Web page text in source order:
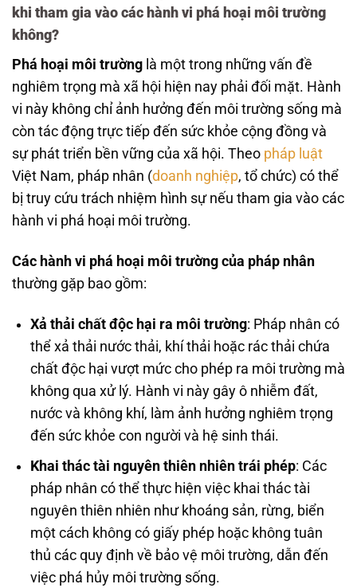
khi tham gia vào các hành vi phá hoại môi trường
không?
Phá hoại môi trường là một trong những vấn đề
nghiêm trọng mà xã hội hiện nay phải đối mặt. Hành
vi này không chỉ ảnh hưởng đến môi trường sống mà
còn tác động trực tiếp đến sức khỏe cộng đồng và
sự phát triển bền vững của xã hội. Theo pháp luật
Việt Nam, pháp nhân (doanh nghiệp, tổ chức) có thể
bị truy cứu trách nhiệm hình sự nếu tham gia vào các
hành vi phá hoại môi trường.
Các hành vi phá hoại môi trường của pháp nhân
thường gặp bao gồm:
Xả thải chất độc hại ra môi trường: Pháp nhân có
thể xả thải nước thải, khí thải hoặc rác thải chứa
chất độc hại vượt mức cho phép ra môi trường mà
không qua xử lý. Hành vi này gây ô nhiễm đất,
nước và không khí, làm ảnh hưởng nghiêm trọng
đến sức khỏe con người và hệ sinh thái.
Khai thác tài nguyên thiên nhiên trái phép: Các
pháp nhân có thể thực hiện việc khai thác tài
nguyên thiên nhiên như khoáng sản, rừng, biển
một cách không có giấy phép hoặc không tuân
thủ các quy định về bảo vệ môi trường, dẫn đến
việc phá hủy môi trường sống.